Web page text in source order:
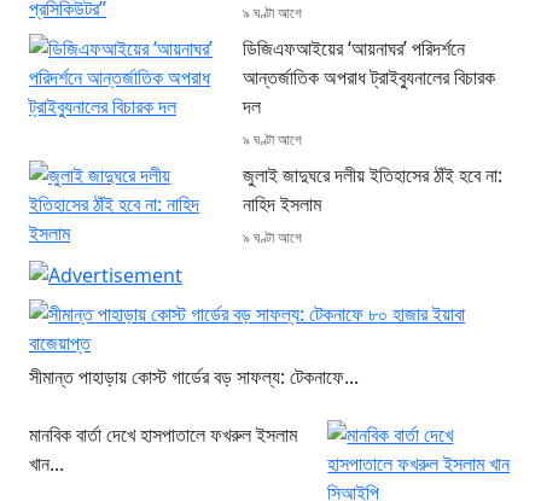
৯ ঘণ্টা আগে
ডিজিএফআইয়ের ‘আয়নাঘর’ পরিদর্শনে
আন্তর্জাতিক অপরাধ ট্রাইব্যুনালের বিচারক
দল
৯ ঘণ্টা আগে
জুলাই জাদুঘরে দলীয় ইতিহাসের ঠাঁই হবে না:
নাহিদ ইসলাম
৯ ঘণ্টা আগে
সীমান্ত পাহাড়ায় কোস্ট গার্ডের বড় সাফল্য: টেকনাফে...
মানবিক বার্তা দেখে হাসপাতালে ফখরুল ইসলাম
খান...